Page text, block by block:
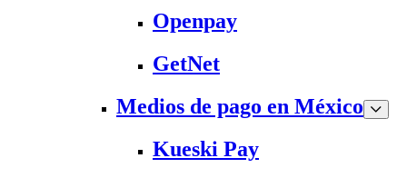
Openpay
GetNet
Medios de pago en México
Kueski Pay